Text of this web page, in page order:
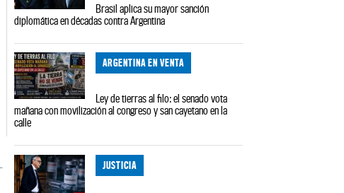
Brasil aplica su mayor sanción
diplomática en décadas contra Argentina
ARGENTINA EN VENTA
Ley de tierras al filo: el senado vota
mañana con movilización al congreso y san cayetano en la
calle
JUSTICIA